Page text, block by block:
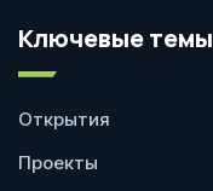
Ключевые темы
Открытия
Проекты